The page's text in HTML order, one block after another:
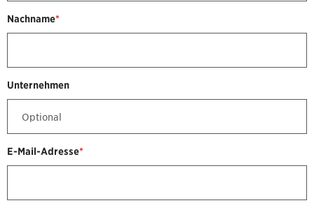
Nachname*
Unternehmen
E-Mail-Adresse*